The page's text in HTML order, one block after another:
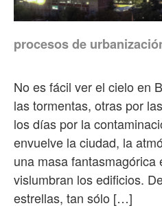
procesos de
No es fácil ver el cielo en
las tormentas, otras por
los días por la
envuelve la ciudad, la
una masa fantasmagórica
vislumbran los edificios.
estrellas, tan sólo […]